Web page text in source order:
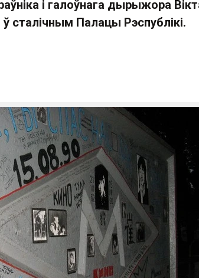
і галоўнага дырыжора
сталічным Палацы Рэспублікі.